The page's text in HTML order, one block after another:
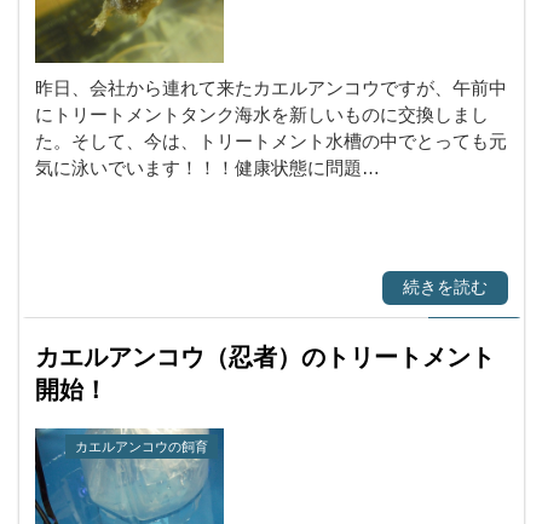
昨日、会社から連れて来たカエルアンコウですが、午前中
にトリートメントタンク海水を新しいものに交換しまし
た。そして、今は、トリートメント水槽の中でとっても元
気に泳いでいます！！！健康状態に問題…
続きを読む
カエルアンコウ（忍者）のトリートメント
開始！
カエルアンコウの飼育